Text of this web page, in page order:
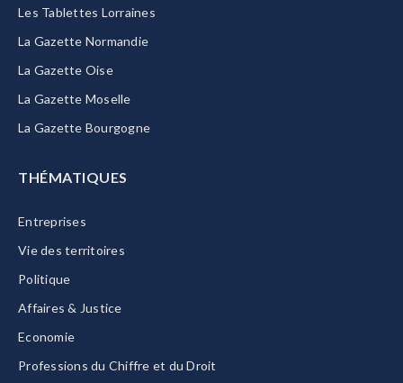
Les Tablettes Lorraines
La Gazette Normandie
La Gazette Oise
La Gazette Moselle
La Gazette Bourgogne
THÉMATIQUES
Entreprises
Vie des territoires
Politique
Affaires & Justice
Economie
Professions du Chiffre et du Droit